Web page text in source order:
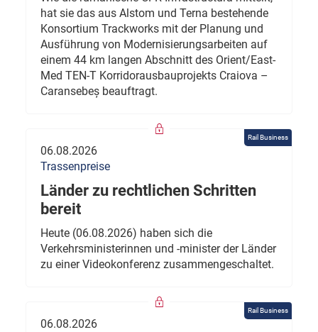
hat sie das aus Alstom und Terna bestehende
Konsortium Trackworks mit der Planung und
Ausführung von Modernisierungsarbeiten auf
einem 44 km langen Abschnitt des Orient/East-
Med TEN-T Korridorausbauprojekts Craiova –
Caransebeș beauftragt.
Rail Business
06.08.2026
Trassenpreise
Länder zu rechtlichen Schritten
bereit
Heute (06.08.2026) haben sich die
Verkehrsministerinnen und -minister der Länder
zu einer Videokonferenz zusammengeschaltet.
Rail Business
06.08.2026